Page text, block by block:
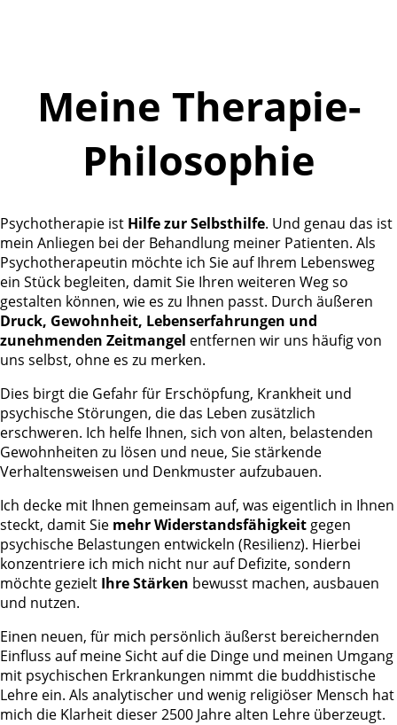
Meine Therapie-
Philosophie
Psychotherapie ist Hilfe zur Selbsthilfe. Und genau das ist
mein Anliegen bei der Behandlung meiner Patienten. Als
Psychotherapeutin möchte ich Sie auf Ihrem Lebensweg
ein Stück begleiten, damit Sie Ihren weiteren Weg so
gestalten können, wie es zu Ihnen passt. Durch äußeren
Druck, Gewohnheit, Lebenserfahrungen und
zunehmenden Zeitmangel entfernen wir uns häufig von
uns selbst, ohne es zu merken.
Dies birgt die Gefahr für Erschöpfung, Krankheit und
psychische Störungen, die das Leben zusätzlich
erschweren. Ich helfe Ihnen, sich von alten, belastenden
Gewohnheiten zu lösen und neue, Sie stärkende
Verhaltensweisen und Denkmuster aufzubauen.
Ich decke mit Ihnen gemeinsam auf, was eigentlich in Ihnen
steckt, damit Sie mehr Widerstandsfähigkeit gegen
psychische Belastungen entwickeln (Resilienz). Hierbei
konzentriere ich mich nicht nur auf Defizite, sondern
möchte gezielt Ihre Stärken bewusst machen, ausbauen
und nutzen.
Einen neuen, für mich persönlich äußerst bereichernden
Einfluss auf meine Sicht auf die Dinge und meinen Umgang
mit psychischen Erkrankungen nimmt die buddhistische
Lehre ein. Als analytischer und wenig religiöser Mensch hat
mich die Klarheit dieser 2500 Jahre alten Lehre überzeugt.